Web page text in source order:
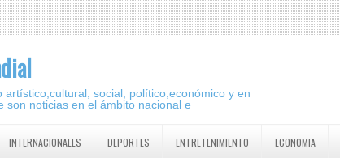
social, político,económico y en
son noticias en el ámbito nacional e
INTERNACIONALES DEPORTES ENTRETENIMIENTO ECONOMIA